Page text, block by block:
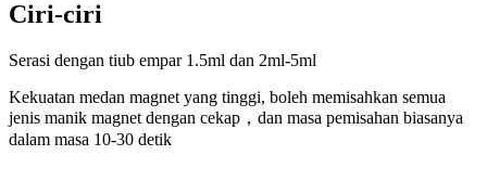
Ciri-ciri
Serasi dengan tiub empar 1.5ml dan 2ml-5ml
Kekuatan medan magnet yang tinggi, boleh memisahkan semua
jenis manik magnet dengan cekap，dan masa pemisahan biasanya
dalam masa 10-30 detik